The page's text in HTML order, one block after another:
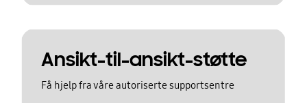
Ansikt-til-ansikt-støtte
Få hjelp fra våre autoriserte supportsentre